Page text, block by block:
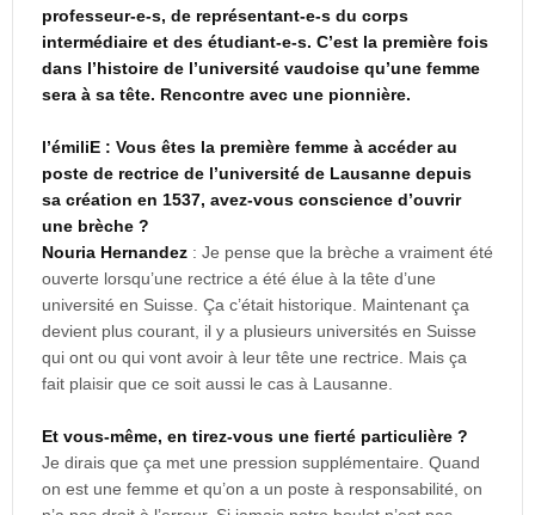
professeur-e-s, de représentant-e-s du corps
intermédiaire et des étudiant-e-s. C’est la première fois
dans l’histoire de l’université vaudoise qu’une femme
sera à sa tête. Rencontre avec une pionnière.
l’émiliE : Vous êtes la première femme à accéder au
poste de rectrice de l’université de Lausanne depuis
sa création en 1537, avez-vous conscience d’ouvrir
une brèche ?
Nouria Hernandez : Je pense que la brèche a vraiment été
ouverte lorsqu’une rectrice a été élue à la tête d’une
université en Suisse. Ça c’était historique. Maintenant ça
devient plus courant, il y a plusieurs universités en Suisse
qui ont ou qui vont avoir à leur tête une rectrice. Mais ça
fait plaisir que ce soit aussi le cas à Lausanne.
Et vous-même, en tirez-vous une fierté particulière ?
Je dirais que ça met une pression supplémentaire. Quand
on est une femme et qu’on a un poste à responsabilité, on